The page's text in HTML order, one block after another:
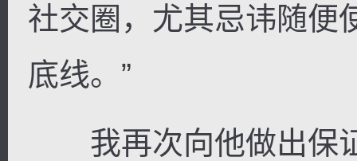
社交圈，尤其忌讳随便
底线。”
我再次向他做出保